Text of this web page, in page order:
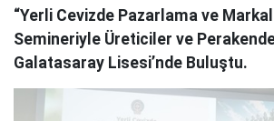
“Yerli Cevizde Pazarlama ve
Semineriyle Üreticiler ve
Galatasaray Lisesi’nde Buluştu.